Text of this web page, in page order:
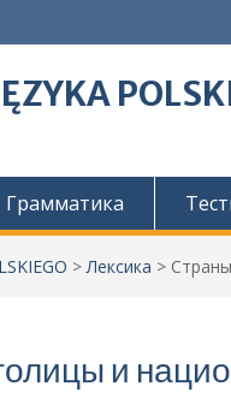
Грамматика
>Лексика >
и